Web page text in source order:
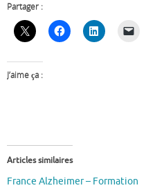
Partager :
J’aime ça :
Articles similaires
France Alzheimer – Formation